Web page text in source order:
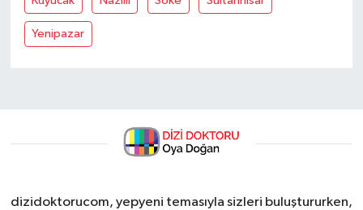
Yenipazar
dizidoktorucom, yepyeni temasıyla sizleri buluştururken,